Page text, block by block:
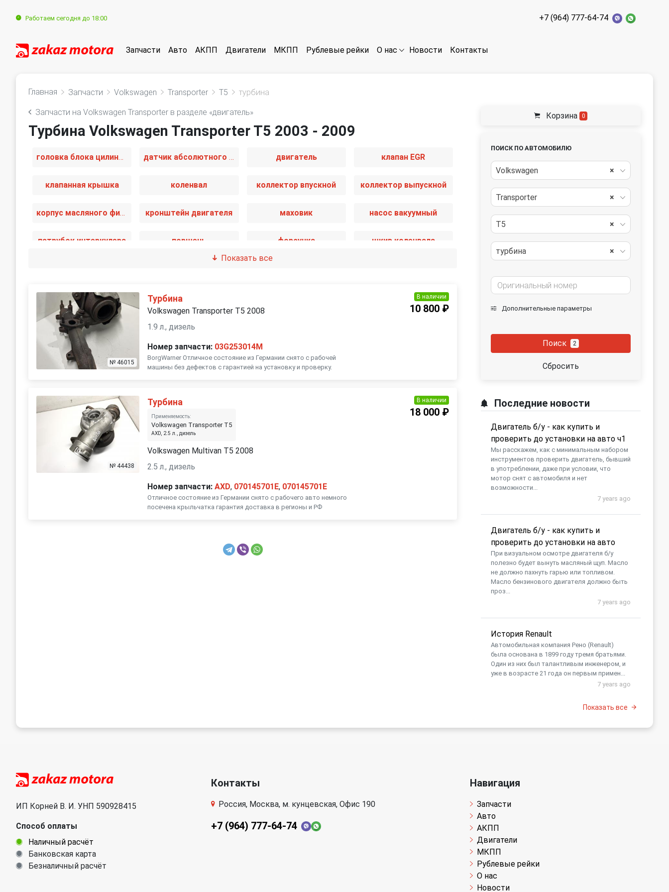
Работаем сегодня до 18:00 +7 (964) 777-64-74
Запчасти Авто АКПП Двигатели МКПП Рублевые рейки О нас Новости Контакты
Главная Запчасти Volkswagen Transporter T5 турбина
Запчасти на Volkswagen Transporter в разделе «двигатель»
Турбина Volkswagen Transporter T5 2003 - 2009
головка блока цилиндров датчик абсолютного давления двигатель клапан EGR
клапанная крышка коленвал коллектор впускной коллектор выпускной
корпус масляного фильтра кронштейн двигателя маховик насос вакуумный
патрубок интеркулера поршень форсунка
шкив коленвала
Показать все
№ 46015
Турбина
Volkswagen Transporter T5 2008
1.9 л., дизель
Номер запчасти: 03G253014M
BorgWarner Отличное состояние из Германии снято с рабочей
машины без дефектов с гарантией на установку и проверку.
В наличии
10 800 ₽
№ 44438
Турбина
Применяемость:
Volkswagen Transporter T5
AXD, 2.5 л., дизель
Volkswagen Multivan T5 2008
2.5 л., дизель
Номер запчасти: AXD, 070145701E, 070145701E
Отличное состояние из Германии снято с рабочего авто немного
посечена крыльчатка гарантия доставка в регионы и РФ
В наличии
18 000 ₽
Корзина 0
ПОИСК ПО АВТОМОБИЛЮ
×
Volkswagen
×
Transporter
×
T5
×
турбина
Дополнительные параметры
Поиск 2
Сбросить
Последние новости
Двигатель б/у - как купить и
проверить до установки на авто ч1
Мы расскажем, как с минимальным набором
инструментов проверить двигатель, бывший
в употреблении, даже при условии, что
мотор снят с автомобиля и нет
возможности...
7 years ago
Двигатель б/у - как купить и
проверить до установки на авто
При визуальном осмотре двигателя б/у
полезно будет вынуть масляный щуп. Масло
не должно пахнуть гарью или топливом.
Масло бензинового двигателя должно быть
проз...
7 years ago
История Renault
Автомобильная компания Рено (Renault)
была основана в 1899 году тремя братьями.
Один из них был талантливым инженером, и
уже в возрасте 21 года он первым примен...
7 years ago
Показать все
ИП Корней В. И. УНП 590928415
Способ оплаты
Наличный расчёт
Банковская карта
Безналичный расчёт
Контакты
Россия, Москва, м. кунцевская, Офис 190
+7 (964) 777-64-74
Навигация
Запчасти
Авто
АКПП
Двигатели
МКПП
Рублевые рейки
О нас
Новости